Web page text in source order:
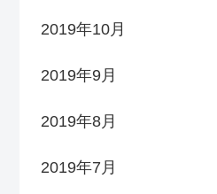
2019年10月
2019年9月
2019年8月
2019年7月